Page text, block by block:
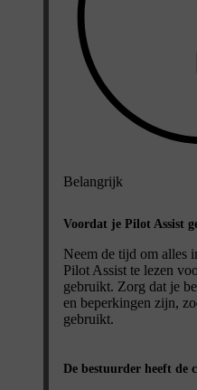
Belangrijk
Voordat je Pilot Assist
Neem de tijd om alles
Pilot Assist te lezen
gebruikt. Zorg dat je
en beperkingen zijn,
gebruikt.
De bestuurder heeft de